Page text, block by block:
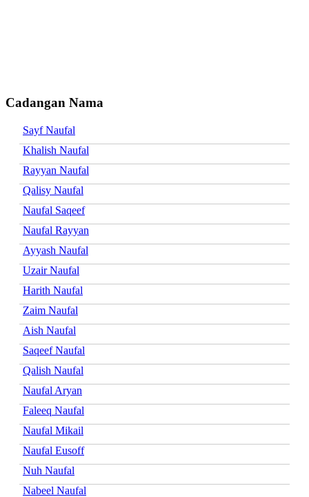
Cadangan Nama
Sayf Naufal
Khalish Naufal
Rayyan Naufal
Qalisy Naufal
Naufal Saqeef
Naufal Rayyan
Ayyash Naufal
Uzair Naufal
Harith Naufal
Zaim Naufal
Aish Naufal
Saqeef Naufal
Qalish Naufal
Naufal Aryan
Faleeq Naufal
Naufal Mikail
Naufal Eusoff
Nuh Naufal
Nabeel Naufal